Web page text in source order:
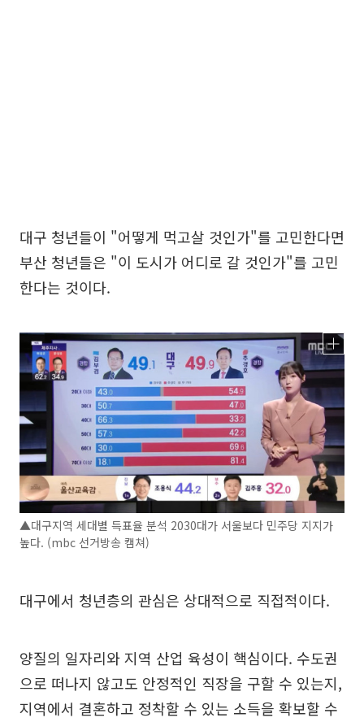
대구 청년들이 "어떻게 먹고살 것인가"를 고민한다면
부산 청년들은 "이 도시가 어디로 갈 것인가"를 고민
한다는 것이다.
▲대구지역 세대별 득표율 분석 2030대가 서울보다 민주당 지지가
높다. (mbc 선거방송 캠쳐)
대구에서 청년층의 관심은 상대적으로 직접적이다.
양질의 일자리와 지역 산업 육성이 핵심이다. 수도권
으로 떠나지 않고도 안정적인 직장을 구할 수 있는지,
지역에서 결혼하고 정착할 수 있는 소득을 확보할 수